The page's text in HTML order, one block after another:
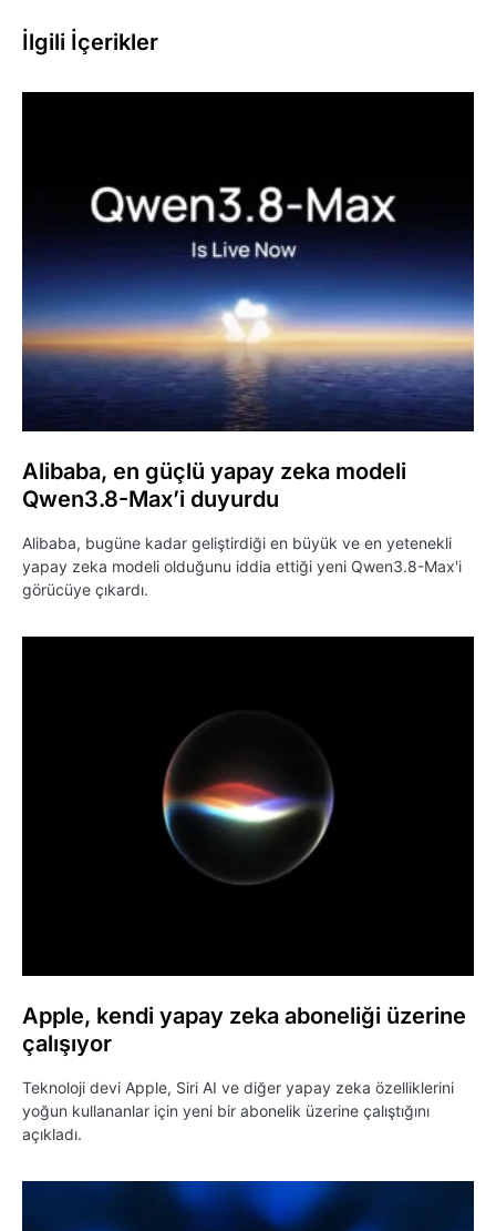
İlgili İçerikler
Alibaba, en güçlü yapay zeka modeli
Qwen3.8-Max’i duyurdu
Alibaba, bugüne kadar geliştirdiği en büyük ve en yetenekli
yapay zeka modeli olduğunu iddia ettiği yeni Qwen3.8-Max'i
görücüye çıkardı.
Apple, kendi yapay zeka aboneliği üzerine
çalışıyor
Teknoloji devi Apple, Siri AI ve diğer yapay zeka özelliklerini
yoğun kullananlar için yeni bir abonelik üzerine çalıştığını
açıkladı.